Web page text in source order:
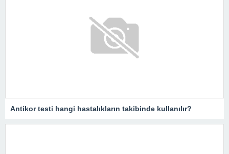
Antikor testi hangi hastalıkların takibinde kullanılır?